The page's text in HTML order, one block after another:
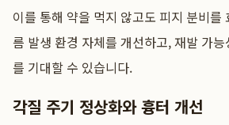
이를 통해 약을 먹지 않고도 피지 분비를
름 발생 환경 자체를 개선하고, 재발 가
를 기대할 수 있습니다.
각질 주기 정상화와 흉터 개선